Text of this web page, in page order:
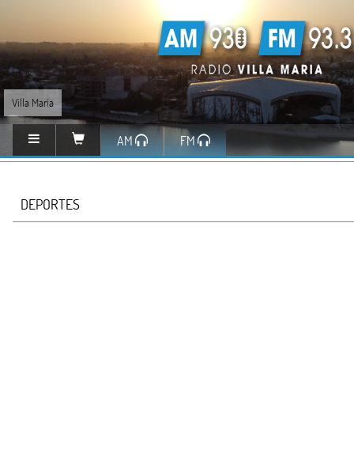
Villa María
AM FM
DEPORTES